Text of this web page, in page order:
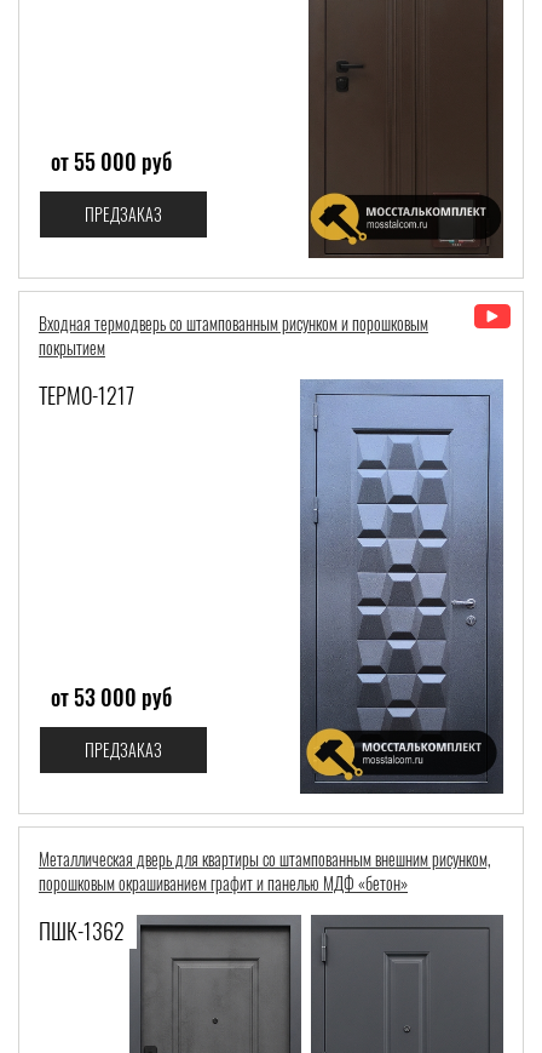
от 55 000 руб
ПРЕДЗАКАЗ
Входная термодверь со штампованным рисунком и порошковым
покрытием
ТЕРМО-1217
от 53 000 руб
ПРЕДЗАКАЗ
Металлическая дверь для квартиры со штампованным внешним рисунком,
порошковым окрашиванием графит и панелью МДФ «бетон»
ПШК-1362